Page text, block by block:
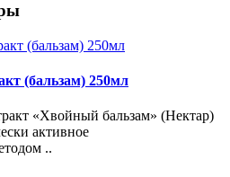
(бальзам) 250мл
«Хвойный бальзам» (Нектар)
активное
..